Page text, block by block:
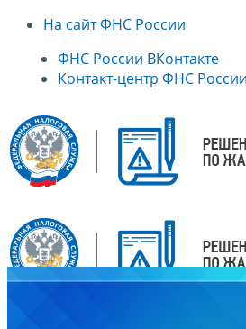
На сайт ФНС России
ФНС России ВКонтакте
Контакт-центр ФНС